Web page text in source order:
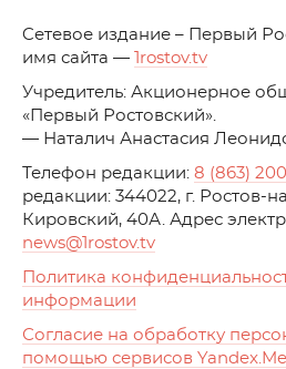
Cетевое издание – Первый
имя сайта —
1rostov.tv
Учредитель: Акционерное
«Первый Ростовский».
— Наталич Анастасия
Телефон редакции: 8 (863)
редакции: 344022, г.
Кировский, 40А. Адрес
news@1rostov.tv
Политика
информации
Согласие на обработку
помощью сервисов